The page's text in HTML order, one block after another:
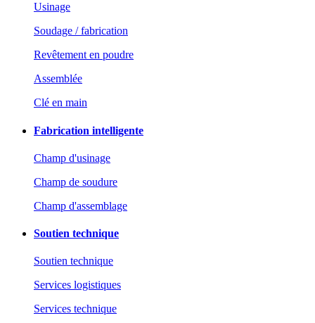
Usinage
Soudage / fabrication
Revêtement en poudre
Assemblée
Clé en main
Fabrication intelligente
Champ d'usinage
Champ de soudure
Champ d'assemblage
Soutien technique
Soutien technique
Services logistiques
Services technique